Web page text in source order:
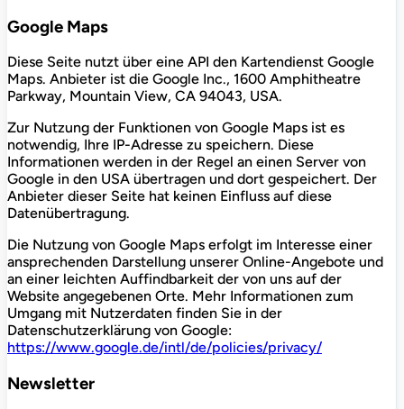
Google Maps
Diese Seite nutzt über eine API den Kartendienst Google
Maps. Anbieter ist die Google Inc., 1600 Amphitheatre
Parkway, Mountain View, CA 94043, USA.
Zur Nutzung der Funktionen von Google Maps ist es
notwendig, Ihre IP-Adresse zu speichern. Diese
Informationen werden in der Regel an einen Server von
Google in den USA übertragen und dort gespeichert. Der
Anbieter dieser Seite hat keinen Einfluss auf diese
Datenübertragung.
Die Nutzung von Google Maps erfolgt im Interesse einer
ansprechenden Darstellung unserer Online-Angebote und
an einer leichten Auffindbarkeit der von uns auf der
Website angegebenen Orte. Mehr Informationen zum
Umgang mit Nutzerdaten finden Sie in der
Datenschutzerklärung von Google:
https://www.google.de/intl/de/policies/privacy/
Newsletter